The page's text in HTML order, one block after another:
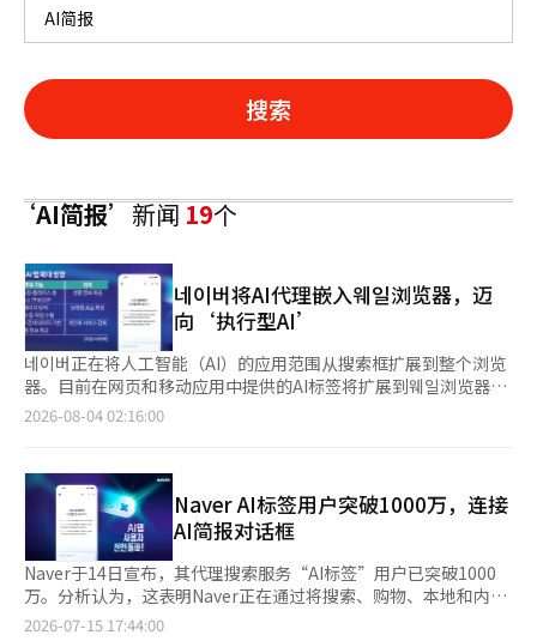
搜索
‘AI简报’新闻19个
네이버将AI代理嵌入웨일浏览器，迈
向‘执行型AI’
네이버正在将人工智能（AI）的应用范围从搜索框扩展到整个浏览
器。目前在网页和移动应用中提供的AI标签将扩展到웨일浏览器，
AI将不仅回答问题，还能直接浏览网页并执行所需的任务。 8月3
在将浏览器本身转变为AI代理的执行工具。与以往的搜索服务仅提
供信息不同，未来AI将能够理解用户的意图并代替用户执行必要的
过程。 预计在웨일中，AI将能够直接浏览多个网页，收集和总结所
需信息，并执行后续操作。其目标是减少用户在多个网站之间寻找
信息的时间，并连接네이버的各种服务。 这是네이버推动生活贴近
型AI的核心。目前，AI标签通过利用네이버的服务（如地点和购
物）来回答用户的问题。例如，当用户请求“推荐在首尔适合休息
的咖啡馆”时，AI会根据对话背景、用户偏好和位置信息分析地点
2026-08-04 02:16:00
Naver AI标签用户突破1000万，连接
AI简报对话框
Naver于14日宣布，其代理搜索服务“AI标签”用户已突破1000
万。分析认为，这表明Naver正在通过将搜索、购物、本地和内容
等服务与人工智能（AI）技术相结合，提升竞争力。 AI标签是
2026-07-15 17:44:00